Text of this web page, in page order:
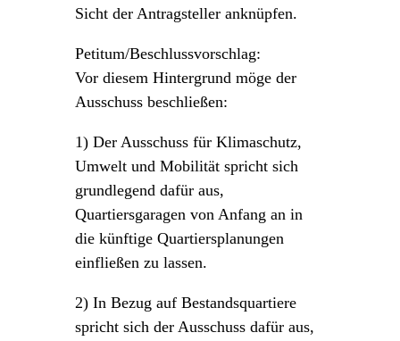
Sicht der Antragsteller anknüpfen.
Petitum/Beschlussvorschlag:
Vor diesem Hintergrund möge der
Ausschuss beschließen:
1) Der Ausschuss für Klimaschutz,
Umwelt und Mobilität spricht sich
grundlegend dafür aus,
Quartiersgaragen von Anfang an in
die künftige Quartiersplanungen
einfließen zu lassen.
2) In Bezug auf Bestandsquartiere
spricht sich der Ausschuss dafür aus,